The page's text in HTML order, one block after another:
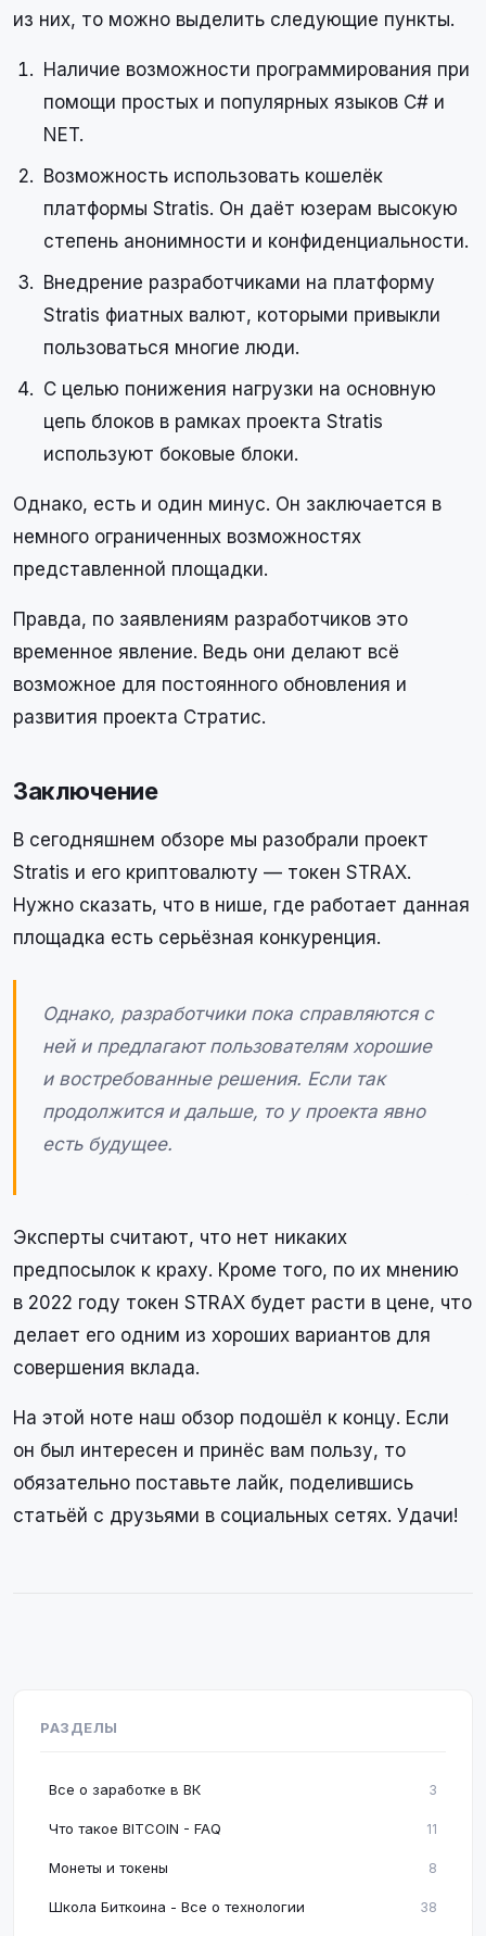
из них, то можно выделить следующие пункты.
Наличие возможности программирования при
помощи простых и популярных языков C# и
NET.
Возможность использовать кошелёк
платформы Stratis. Он даёт юзерам высокую
степень анонимности и конфиденциальности.
Внедрение разработчиками на платформу
Stratis фиатных валют, которыми привыкли
пользоваться многие люди.
С целью понижения нагрузки на основную
цепь блоков в рамках проекта Stratis
используют боковые блоки.
Однако, есть и один минус. Он заключается в
немного ограниченных возможностях
представленной площадки.
Правда, по заявлениям разработчиков это
временное явление. Ведь они делают всё
возможное для постоянного обновления и
развития проекта Стратис.
Заключение
В сегодняшнем обзоре мы разобрали проект
Stratis и его криптовалюту — токен STRAX.
Нужно сказать, что в нише, где работает данная
площадка есть серьёзная конкуренция.
Однако, разработчики пока справляются с
ней и предлагают пользователям хорошие
и востребованные решения. Если так
продолжится и дальше, то у проекта явно
есть будущее.
Эксперты считают, что нет никаких
предпосылок к краху. Кроме того, по их мнению
в 2022 году токен STRAX будет расти в цене, что
делает его одним из хороших вариантов для
совершения вклада.
На этой ноте наш обзор подошёл к концу. Если
он был интересен и принёс вам пользу, то
обязательно поставьте лайк, поделившись
статьёй с друзьями в социальных сетях. Удачи!
РАЗДЕЛЫ
Все о заработке в ВК 3
Что такое BITCOIN - FAQ 11
Монеты и токены 8
Школа Биткоина - Все о технологии 38